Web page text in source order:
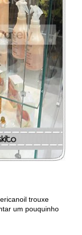
trouxe
um pouquinho